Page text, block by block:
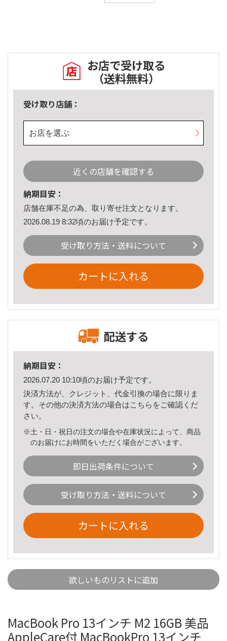
お店で受け取る
（送料無料）
受け取り店舗：
お店を選ぶ
近くの店舗を確認する
納期目安：
店舗在庫不足の為、取り寄せ注文となります。
2026.08.19 8:32頃のお届け予定です。
受け取り方法・送料について
カートに入れる
配送する
納期目安：
2026.07.20 10:10頃のお届け予定です。
決済方法が、クレジット、代金引換の場合に限りま
す。その他の決済方法の場合はこちら をご確認くだ
さい。
※土・日・祝日の注文の場合や在庫状況によって、商品
のお届けにお時間をいただく場合がございます。
即日出荷条件について
受け取り方法・送料について
カートに入れる
欲しいものリストに追加
MacBook Pro 13インチ M2 16GB 美品
AppleCare付 MacBookPro 13インチ